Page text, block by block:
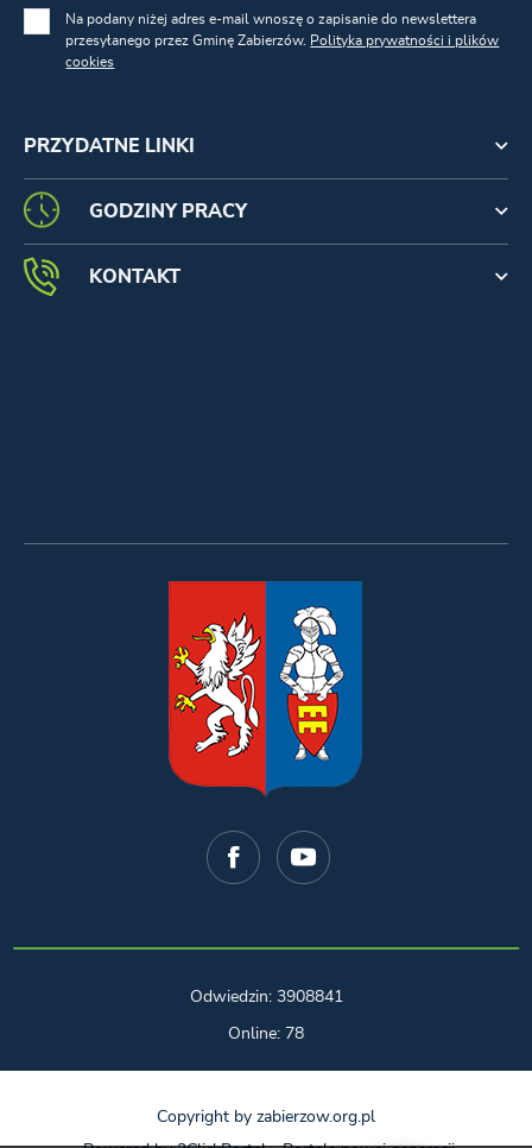
PRZYDATNE LINKI
Na podany niżej adres e-mail wnoszę o zapisanie do newslettera
przesyłanego przez Gminę Zabierzów. Polityka prywatności i plików
cookies
GODZINY PRACY
KONTAKT
Odwiedzin: 3908841
Online: 78
Copyright by zabierzow.org.pl